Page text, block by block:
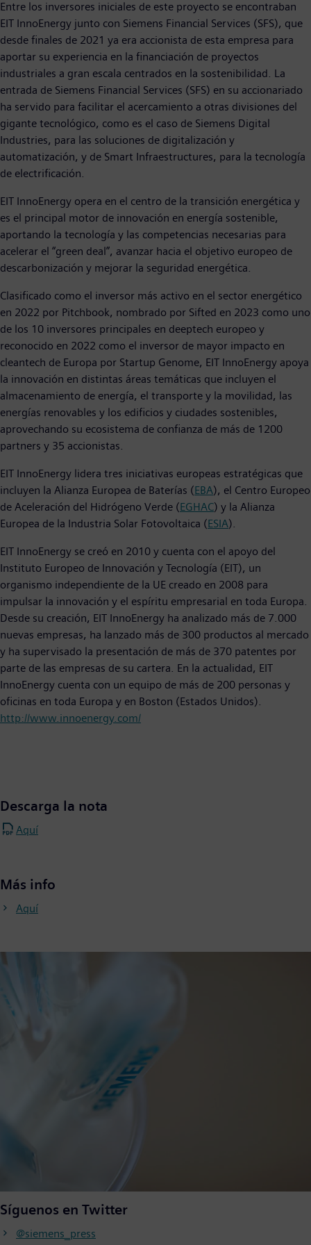
Entre los inversores iniciales de este proyecto se encontraban
EIT InnoEnergy junto con Siemens Financial Services (SFS), que
desde finales de 2021 ya era accionista de esta empresa para
aportar su experiencia en la financiación de proyectos
industriales a gran escala centrados en la sostenibilidad. La
entrada de Siemens Financial Services (SFS) en su accionariado
ha servido para facilitar el acercamiento a otras divisiones del
gigante tecnológico, como es el caso de Siemens Digital
Industries, para las soluciones de digitalización y
automatización, y de Smart Infraestructures, para la tecnología
de electrificación.
EIT InnoEnergy opera en el centro de la transición energética y
es el principal motor de innovación en energía sostenible,
aportando la tecnología y las competencias necesarias para
acelerar el “green deal”, avanzar hacia el objetivo europeo de
descarbonización y mejorar la seguridad energética.
Clasificado como el inversor más activo en el sector energético
en 2022 por Pitchbook, nombrado por Sifted en 2023 como uno
de los 10 inversores principales en deeptech europeo y
reconocido en 2022 como el inversor de mayor impacto en
cleantech de Europa por Startup Genome, EIT InnoEnergy apoya
la innovación en distintas áreas temáticas que incluyen el
almacenamiento de energía, el transporte y la movilidad, las
energías renovables y los edificios y ciudades sostenibles,
aprovechando su ecosistema de confianza de más de 1200
partners y 35 accionistas.
EIT InnoEnergy lidera tres iniciativas europeas estratégicas que
incluyen la Alianza Europea de Baterías (EBA), el Centro Europeo
de Aceleración del Hidrógeno Verde (EGHAC) y la Alianza
Europea de la Industria Solar Fotovoltaica (ESIA).
EIT InnoEnergy se creó en 2010 y cuenta con el apoyo del
Instituto Europeo de Innovación y Tecnología (EIT), un
organismo independiente de la UE creado en 2008 para
impulsar la innovación y el espíritu empresarial en toda Europa.
Desde su creación, EIT InnoEnergy ha analizado más de 7.000
nuevas empresas, ha lanzado más de 300 productos al mercado
y ha supervisado la presentación de más de 370 patentes por
parte de las empresas de su cartera. En la actualidad, EIT
InnoEnergy cuenta con un equipo de más de 200 personas y
oficinas en toda Europa y en Boston (Estados Unidos).
http://www.innoenergy.com/
Descarga la nota
Aquí
Más info
Aquí
Síguenos en Twitter
@siemens_press